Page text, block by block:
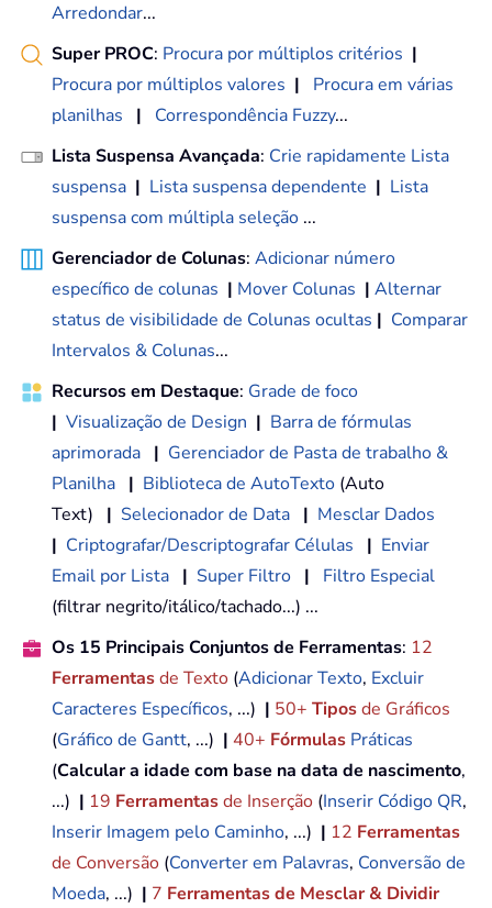
Arredondar...
Super PROC: Procura por múltiplos critérios |
Procura por múltiplos valores |
Procura em várias
planilhas
| Correspondência Fuzzy...
Lista Suspensa Avançada: Crie rapidamente Lista
suspensa | Lista suspensa dependente | Lista
suspensa com múltipla seleção ...
Gerenciador de Colunas: Adicionar número
específico de colunas | Mover Colunas | Alternar
status de visibilidade de Colunas ocultas | Comparar
Intervalos & Colunas...
Recursos em Destaque: Grade de foco
| Visualização de Design | Barra de fórmulas
aprimorada | Gerenciador de Pasta de trabalho &
Planilha | Biblioteca de AutoTexto (Auto
Text) | Selecionador de Data | Mesclar Dados
| Criptografar/Descriptografar Células | Enviar
Email por Lista | Super Filtro |
Filtro Especial
(filtrar negrito/itálico/tachado...) ...
Os 15 Principais Conjuntos de Ferramentas: 12
Ferramentasde Texto (Adicionar Texto, Excluir
Caracteres Específicos, ...) | 50+ Tiposde Gráficos
(Gráfico de Gantt, ...) | 40+ Fórmulas Práticas
(Calcular a idade com base na data de nascimento,
...) | 19 Ferramentasde Inserção (Inserir Código QR,
Inserir Imagem pelo Caminho, ...) | 12 Ferramentas
de Conversão (Converter em Palavras, Conversão de
Moeda, ...) | 7 Ferramentas de Mesclar & Dividir